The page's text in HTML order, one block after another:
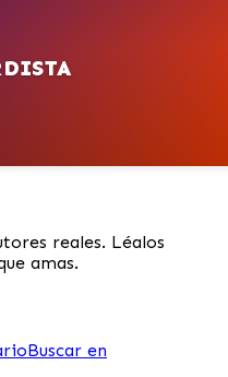
reales. Léalos
amas.
Buscar en